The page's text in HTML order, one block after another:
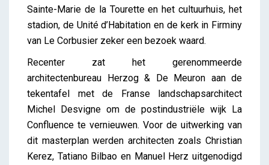
Sainte-Marie de la Tourette en het cultuurhuis, het
stadion, de Unité d’Habitation en de kerk in Firminy
van Le Corbusier zeker een bezoek waard.
Recenter zat het gerenommeerde
architectenbureau Herzog & De Meuron aan de
tekentafel met de Franse landschapsarchitect
Michel Desvigne om de postindustriële wijk La
Confluence te vernieuwen. Voor de uitwerking van
dit masterplan werden architecten zoals Christian
Kerez, Tatiano Bilbao en Manuel Herz uitgenodigd